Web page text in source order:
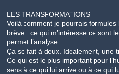
LES TRANSFORMATIONS
Voilà comment je pourrais
brève : ce qui m’intéresse ce sont
permet l’analyse.
Ça se fait à deux. Idéalement, une
Ce qui est le plus important pour
sens à ce qui lui arrive ou à ce qui